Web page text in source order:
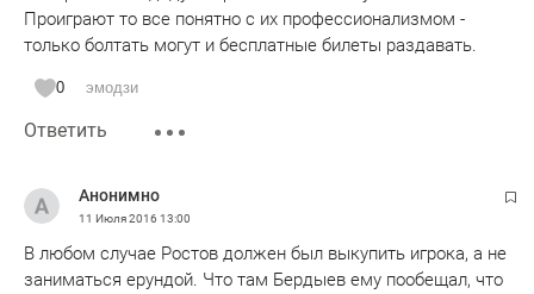
Проиграют то все понятно с их профессионализмом -
только болтать могут и бесплатные билеты раздавать.
0 эмодзи
Ответить
Анонимно
11 Июля 2016 13:00
В любом случае Ростов должен был выкупить игрока, а не
заниматься ерундой. Что там Бердыев ему пообещал, что